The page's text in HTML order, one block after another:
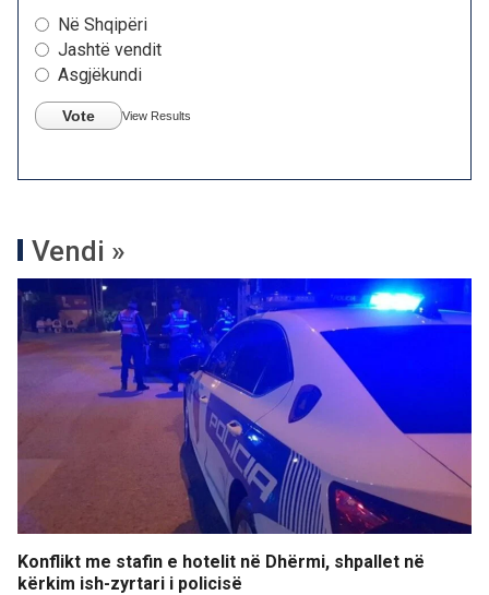
Në Shqipëri
Jashtë vendit
Asgjëkundi
Vote View Results
Vendi »
Konflikt me stafin e hotelit në Dhërmi, shpallet në
kërkim ish-zyrtari i policisë